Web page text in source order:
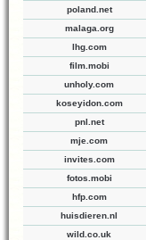
poland.net
malaga.org
lhg.com
film.mobi
unholy.com
koseyidon.com
pnl.net
mje.com
invites.com
fotos.mobi
hfp.com
huisdieren.nl
wild.co.uk